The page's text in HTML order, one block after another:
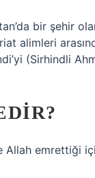
bir şehir
alimleri
(Sirhindli
Allah emrettiği